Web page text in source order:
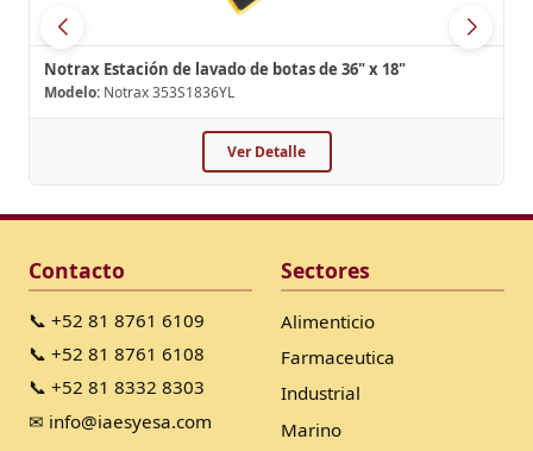
Notrax Estación de lavado de botas de 36" x 18"
Modelo: Notrax 353S1836YL
Ver Detalle
Contacto
📞 +52 81 8761 6109
📞 +52 81 8761 6108
📞 +52 81 8332 8303
✉ info@iaesyesa.com
Sectores
Alimenticio
Farmaceutica
Industrial
Marino